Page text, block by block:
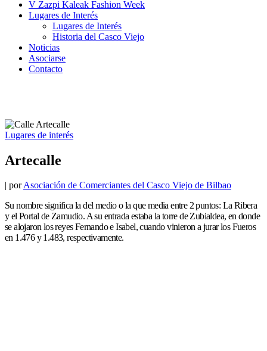
V Zazpi Kaleak Fashion Week
Lugares de Interés
Lugares de Interés
Historia del Casco Viejo
Noticias
Asociarse
Contacto
Lugares de interés
Artecalle
| porAsociación de Comerciantes del Casco Viejo de Bilbao
Su nombre significa la del medio o la que media entre 2 puntos: La Ribera
y el Portal de Zamudio. A su entrada estaba la torre de Zubialdea, en donde
se alojaron los reyes Fernando e Isabel, cuando vinieron a jurar los Fueros
en 1.476 y 1.483, respectivamente.